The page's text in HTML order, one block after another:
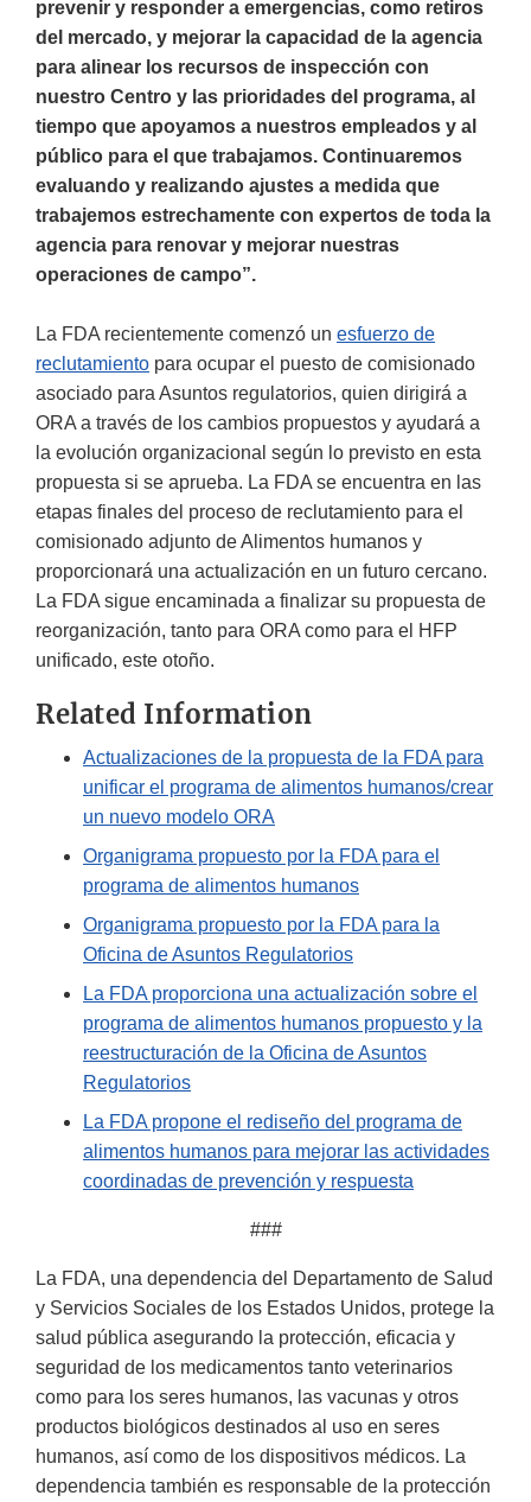
prevenir y responder a emergencias, como retiros
del mercado, y mejorar la capacidad de la agencia
para alinear los recursos de inspección con
nuestro Centro y las prioridades del programa, al
tiempo que apoyamos a nuestros empleados y al
público para el que trabajamos. Continuaremos
evaluando y realizando ajustes a medida que
trabajemos estrechamente con expertos de toda la
agencia para renovar y mejorar nuestras
operaciones de campo”.
La FDA recientemente comenzó un esfuerzo de
reclutamiento para ocupar el puesto de comisionado
asociado para Asuntos regulatorios, quien dirigirá a
ORA a través de los cambios propuestos y ayudará a
la evolución organizacional según lo previsto en esta
propuesta si se aprueba. La FDA se encuentra en las
etapas finales del proceso de reclutamiento para el
comisionado adjunto de Alimentos humanos y
proporcionará una actualización en un futuro cercano.
La FDA sigue encaminada a finalizar su propuesta de
reorganización, tanto para ORA como para el HFP
unificado, este otoño.
Related Information
Actualizaciones de la propuesta de la FDA para
unificar el programa de alimentos humanos/crear
un nuevo modelo ORA
Organigrama propuesto por la FDA para el
programa de alimentos humanos
Organigrama propuesto por la FDA para la
Oficina de Asuntos Regulatorios
La FDA proporciona una actualización sobre el
programa de alimentos humanos propuesto y la
reestructuración de la Oficina de Asuntos
Regulatorios
La FDA propone el rediseño del programa de
alimentos humanos para mejorar las actividades
coordinadas de prevención y respuesta
###
La FDA, una dependencia del Departamento de Salud
y Servicios Sociales de los Estados Unidos, protege la
salud pública asegurando la protección, eficacia y
seguridad de los medicamentos tanto veterinarios
como para los seres humanos, las vacunas y otros
productos biológicos destinados al uso en seres
humanos, así como de los dispositivos médicos. La
dependencia también es responsable de la protección